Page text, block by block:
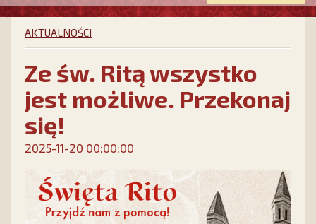
AKTUALNOŚCI
Ze św. Ritą wszystko
jest możliwe. Przekonaj
się!
2025-11-20 00:00:00